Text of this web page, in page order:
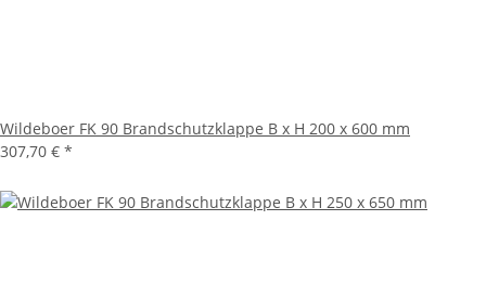
Wildeboer FK 90 Brandschutzklappe B x H 200 x 600 mm
307,70 € *